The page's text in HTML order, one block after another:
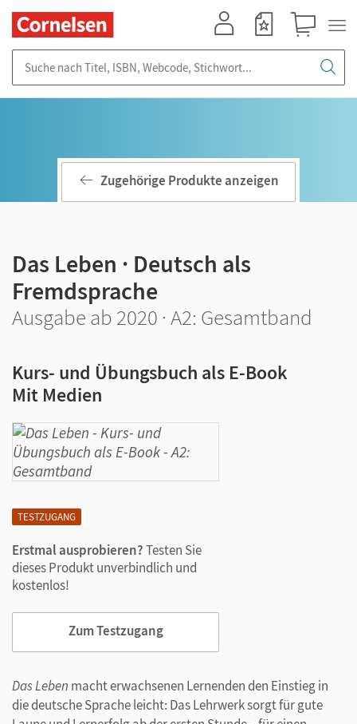
TESTZUGANG
Erstmal ausprobieren?Testen Sie
dieses Produkt unverbindlich und
kostenlos!
Zum Testzugang
Zugehörige Produkte anzeigen
Das Leben · Deutsch als
Fremdsprache
Ausgabe ab 2020 · A2: Gesamtband
Kurs- und Übungsbuch als E-Book
Mit Medien
Das Leben macht erwachsenen Lernenden den Einstieg in
die deutsche Sprache leicht: Das Lehrwerk sorgt für gute